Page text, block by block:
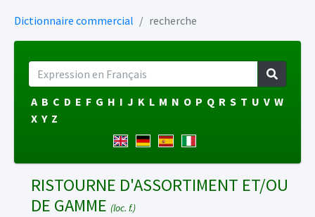
Dictionnaire commercial recherche
A B C D E F G H I J K L M N O P Q R S T U V W
X Y Z
RISTOURNE D'ASSORTIMENT ET/OU
DE GAMME (loc. f.)